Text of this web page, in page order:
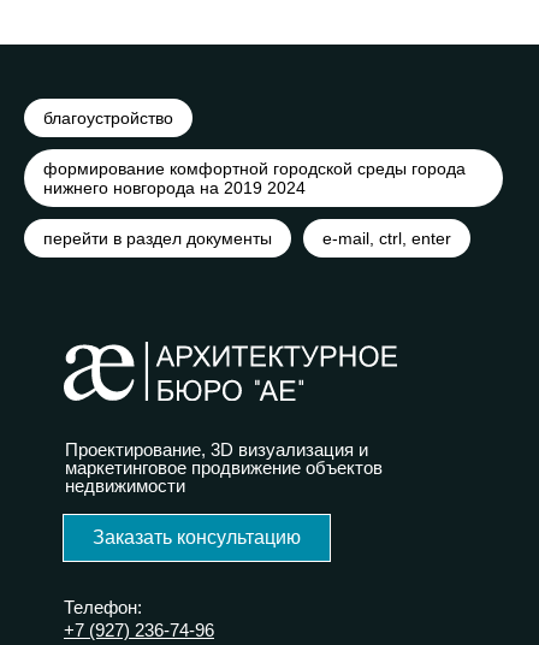
благоустройство
формирование комфортной городской среды города
нижнего новгорода на 2019 2024
перейти в раздел документы e-mail, ctrl, enter
Телефон:
+7 (927) 236-74-96
Проектирование, 3D визуализация и
маркетинговое продвижение объектов
недвижимости
Заказать консультацию